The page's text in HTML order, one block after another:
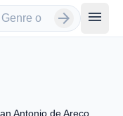
arrow_forward menu
Antonio de Areco